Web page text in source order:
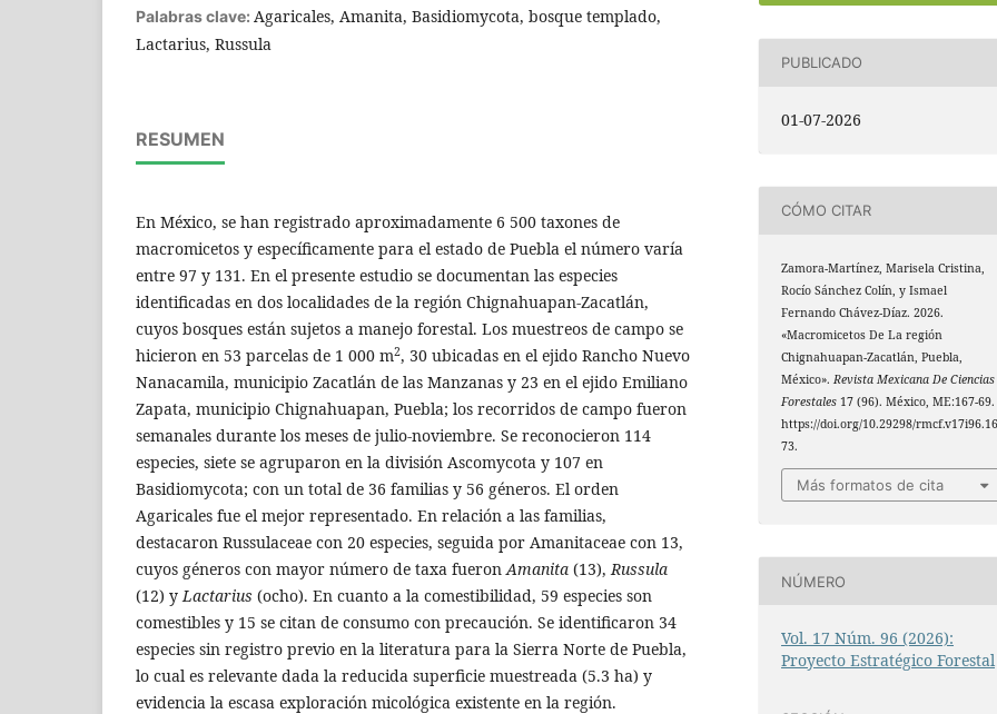
Palabras clave: Agaricales, Amanita, Basidiomycota, bosque templado,
Lactarius, Russula
RESUMEN
En México, se han registrado aproximadamente 6 500 taxones de
macromicetos y específicamente para el estado de Puebla el número varía
entre 97 y 131. En el presente estudio se documentan las especies
identificadas en dos localidades de la región Chignahuapan-Zacatlán,
cuyos bosques están sujetos a manejo forestal. Los muestreos de campo se
hicieron en 53 parcelas de 1 000 m2, 30 ubicadas en el ejido Rancho Nuevo
Nanacamila, municipio Zacatlán de las Manzanas y 23 en el ejido Emiliano
Zapata, municipio Chignahuapan, Puebla; los recorridos de campo fueron
semanales durante los meses de julio-noviembre. Se reconocieron 114
especies, siete se agruparon en la división Ascomycota y 107 en
Basidiomycota; con un total de 36 familias y 56 géneros. El orden
Agaricales fue el mejor representado. En relación a las familias,
destacaron Russulaceae con 20 especies, seguida por Amanitaceae con 13,
cuyos géneros con mayor número de taxa fueronAmanita (13),Russula
(12) yLactarius (ocho). En cuanto a la comestibilidad, 59 especies son
comestibles y 15 se citan de consumo con precaución. Se identificaron 34
especies sin registro previo en la literatura para la Sierra Norte de Puebla,
lo cual es relevante dada la reducida superficie muestreada (5.3 ha) y
evidencia la escasa exploración micológica existente en la región.
PUBLICADO
01-07-2026
CÓMO CITAR
Zamora-Martínez, Marisela Cristina,
Rocío Sánchez Colín, y Ismael
Fernando Chávez-Díaz. 2026.
«Macromicetos De La región
Chignahuapan-Zacatlán, Puebla,
México». Revista Mexicana De Ciencias
Forestales 17 (96). México, ME:167-69.
https://doi.org/10.29298/rmcf.v17i96.16
73.
Más formatos de cita
NÚMERO
Vol. 17 Núm. 96 (2026):
Proyecto Estratégico Forestal